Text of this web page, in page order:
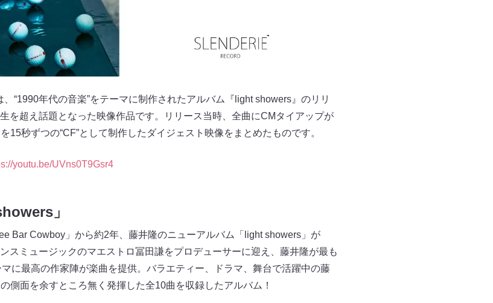
、“1990年代の音楽”をテーマに制作されたアルバム『light showers』のリリ
を超え話題となった映像作品です。リリース当時、全曲にCMタイアップが
15秒ずつの“CF”として制作したダイジェスト映像をまとめたものです。
youtu.be/UVns0T9Gsr4
」
Bar Cowboy」から約2年、藤井隆のニューアルバム「light showers」が
スミュージックのマエストロ冨田謙をプロデューサーに迎え、藤井隆が最も
に最高の作家陣が楽曲を提供。バラエティー、ドラマ、舞台で活躍中の藤
側面を余すところ無く発揮した全10曲を収録したアルバム！